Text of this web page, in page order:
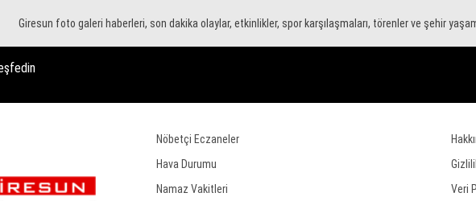
Giresun foto galeri haberleri, son dakika olaylar, etkinlikler, spor karşılaşmaları, törenler ve şehir
Nöbetçi Eczaneler
Hava Durumu
Namaz Vakitleri
Veri